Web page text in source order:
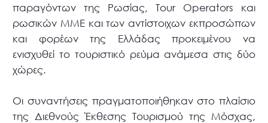
παραγόντων της Ρωσίας, Tour Operators και
ρωσικών ΜΜΕ και των αντίστοιχων εκπροσώπων
και φορέων της Ελλάδας προκειμένου να
ενισχυθεί το τουριστικό ρεύμα ανάμεσα στις δύο
χώρες.
Οι συναντήσεις πραγματοποιήθηκαν στο πλαίσιο
της Διεθνούς Έκθεσης Τουρισμού της Μόσχας,